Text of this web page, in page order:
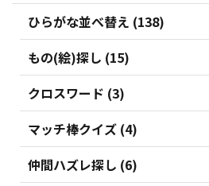
ひらがな並べ替え (138)
もの(絵)探し (15)
クロスワード (3)
マッチ棒クイズ (4)
仲間ハズレ探し (6)